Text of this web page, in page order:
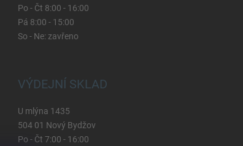
Po - Čt 8:00 - 16:00
Pá 8:00 - 15:00
So - Ne: zavřeno
VÝDEJNÍ SKLAD
U mlýna 1435
504 01 Nový Bydžov
Po - Čt 7:00 - 16:00